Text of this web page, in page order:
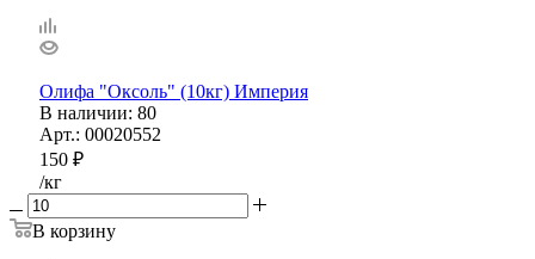
Олифа "Оксоль" (10кг) Империя
В наличии: 80
Арт.: 00020552
150 ₽
/кг
В корзину